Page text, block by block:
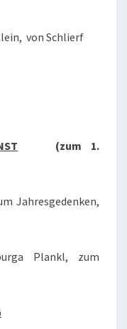
von Schlierf
(zum 1.
Jahresgedenken,
Plankl, zum